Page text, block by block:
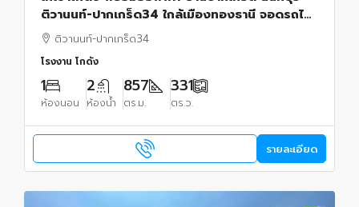
ติวานนท์-ปากเกร็ด34 ใกล้เมืองทองธานี จอดรถได้
16 คันติวานนท์-ปากเกร็ด34
โรงงาน โกดัง
1
ห้องนอน
2
ห้องน้ำ
857
ตร.ม.
331
ตร.ว.
รายละเอียด